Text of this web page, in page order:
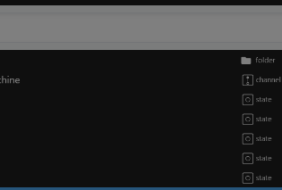
Er packt mir aber "Spuelmaschine reinigen"